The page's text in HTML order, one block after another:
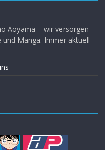
Aoyama – wir versorgen
Manga. Immer aktuell